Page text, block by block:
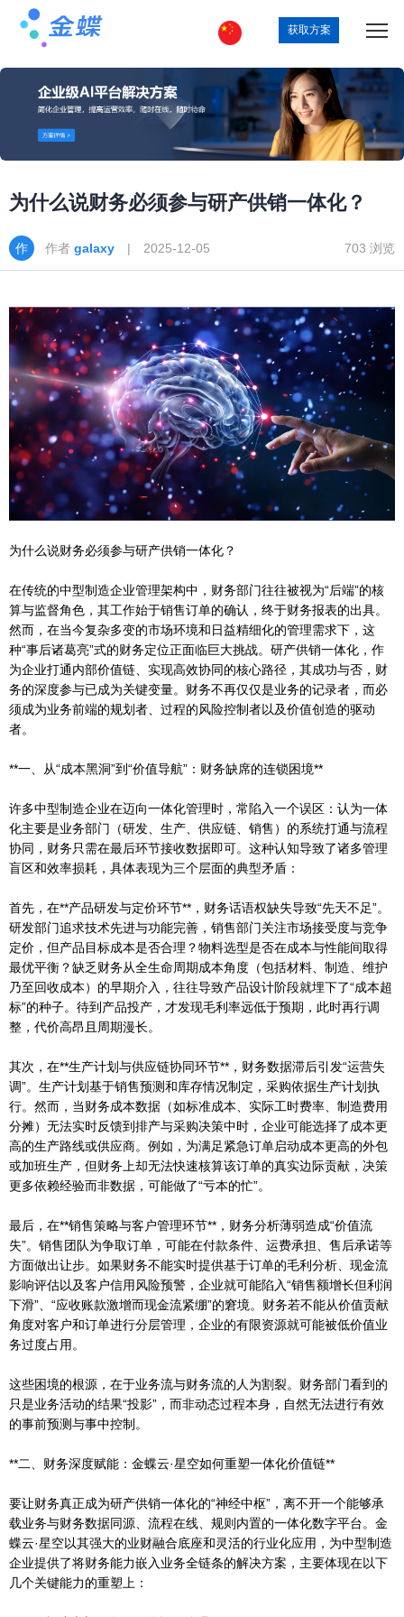
获取方案
为什么说财务必须参与研产供销一体化？
作者 galaxy | 2025-12-05 703 浏览
为什么说财务必须参与研产供销一体化？
在传统的中型制造企业管理架构中，财务部门往往被视为“后端”的核
算与监督角色，其工作始于销售订单的确认，终于财务报表的出具。
然而，在当今复杂多变的市场环境和日益精细化的管理需求下，这
种“事后诸葛亮”式的财务定位正面临巨大挑战。研产供销一体化，作
为企业打通内部价值链、实现高效协同的核心路径，其成功与否，财
务的深度参与已成为关键变量。财务不再仅仅是业务的记录者，而必
须成为业务前端的规划者、过程的风险控制者以及价值创造的驱动
者。
**一、从“成本黑洞”到“价值导航”：财务缺席的连锁困境**
许多中型制造企业在迈向一体化管理时，常陷入一个误区：认为一体
化主要是业务部门（研发、生产、供应链、销售）的系统打通与流程
协同，财务只需在最后环节接收数据即可。这种认知导致了诸多管理
盲区和效率损耗，具体表现为三个层面的典型矛盾：
首先，在**产品研发与定价环节**，财务话语权缺失导致“先天不足”。
研发部门追求技术先进与功能完善，销售部门关注市场接受度与竞争
定价，但产品目标成本是否合理？物料选型是否在成本与性能间取得
最优平衡？缺乏财务从全生命周期成本角度（包括材料、制造、维护
乃至回收成本）的早期介入，往往导致产品设计阶段就埋下了“成本超
标”的种子。待到产品投产，才发现毛利率远低于预期，此时再行调
整，代价高昂且周期漫长。
其次，在**生产计划与供应链协同环节**，财务数据滞后引发“运营失
调”。生产计划基于销售预测和库存情况制定，采购依据生产计划执
行。然而，当财务成本数据（如标准成本、实际工时费率、制造费用
分摊）无法实时反馈到排产与采购决策中时，企业可能选择了成本更
高的生产路线或供应商。例如，为满足紧急订单启动成本更高的外包
或加班生产，但财务上却无法快速核算该订单的真实边际贡献，决策
更多依赖经验而非数据，可能做了“亏本的忙”。
最后，在**销售策略与客户管理环节**，财务分析薄弱造成“价值流
失”。销售团队为争取订单，可能在付款条件、运费承担、售后承诺等
方面做出让步。如果财务不能实时提供基于订单的毛利分析、现金流
影响评估以及客户信用风险预警，企业就可能陷入“销售额增长但利润
下滑”、“应收账款激增而现金流紧绷”的窘境。财务若不能从价值贡献
角度对客户和订单进行分层管理，企业的有限资源就可能被低价值业
务过度占用。
这些困境的根源，在于业务流与财务流的人为割裂。财务部门看到的
只是业务活动的结果“投影”，而非动态过程本身，自然无法进行有效
的事前预测与事中控制。
**二、财务深度赋能：金蝶云·星空如何重塑一体化价值链**
要让财务真正成为研产供销一体化的“神经中枢”，离不开一个能够承
载业务与财务数据同源、流程在线、规则内置的一体化数字平台。金
蝶云·星空以其强大的业财融合底座和灵活的行业化应用，为中型制造
企业提供了将财务能力嵌入业务全链条的解决方案，主要体现在以下
几个关键能力的重塑上：